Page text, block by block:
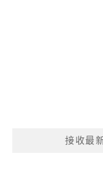
接收最